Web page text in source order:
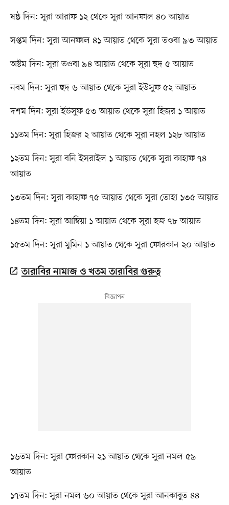
ষষ্ঠ দিন: সুরা আরাফ ১২ থেকে সুরা আনফাল ৪০ আয়াত
সপ্তম দিন: সুরা আনফাল ৪১ আয়াত থেকে সুরা তওবা ৯৩ আয়াত
অষ্টম দিন: সুরা তওবা ৯৪ আয়াত থেকে সুরা হুদ ৫ আয়াত
নবম দিন: সুরা হুদ ৬ আয়াত থেকে সুরা ইউসুফ ৫২ আয়াত
দশম দিন: সুরা ইউসুফ ৫৩ আয়াত থেকে সুরা হিজর ১ আয়াত
১১তম দিন: সুরা হিজর ২ আয়াত থেকে সুরা নহল ১২৮ আয়াত
১২তম দিন: সুরা বনি ইসরাইল ১ আয়াত থেকে সুরা কাহাফ ৭৪
আয়াত
১৩তম দিন: সুরা কাহাফ ৭৫ আয়াত থেকে সুরা তোহা ১৩৫ আয়াত
১৪তম দিন: সুরা আম্বিয়া ১ আয়াত থেকে সুরা হজ ৭৮ আয়াত
১৫তম দিন: সুরা মুমিন ১ আয়াত থেকে সুরা ফোরকান ২০ আয়াত
তারাবির নামাজ ও খতম তারাবির গুরুত্ব
১৬তম দিন: সুরা ফোরকান ২১ আয়াত থেকে সুরা নমল ৫৯
আয়াত
১৭তম দিন: সুরা নমল ৬০ আয়াত থেকে সুরা আনকাবুত ৪৪